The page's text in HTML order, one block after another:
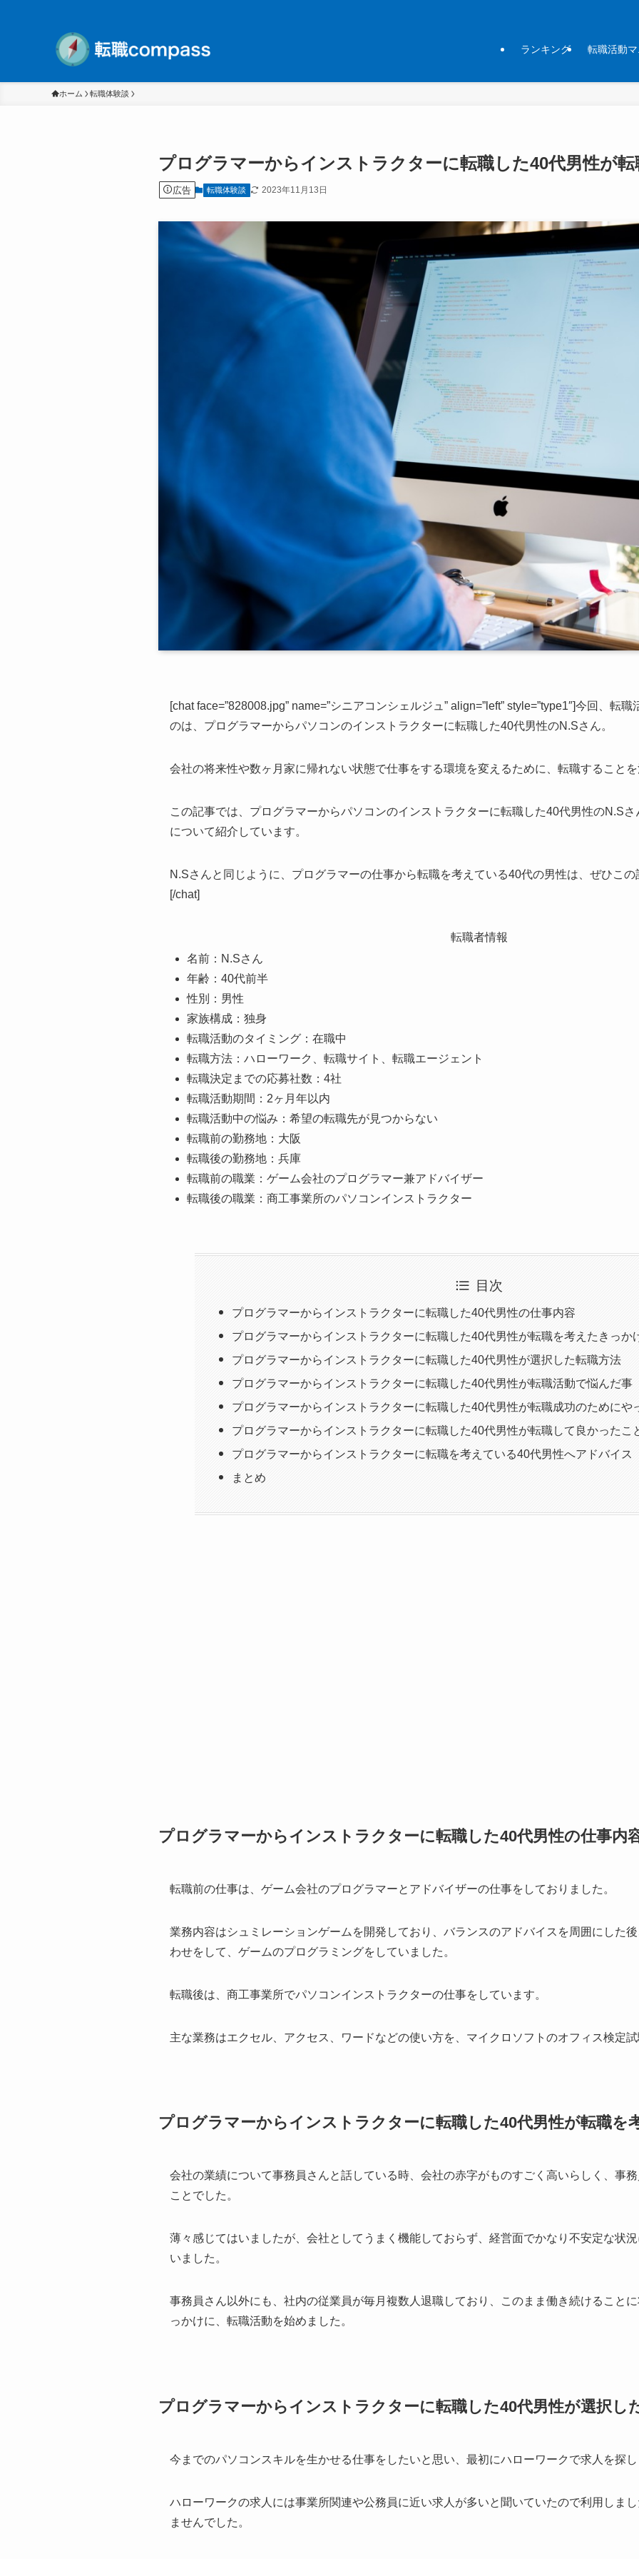
ランキング 転職活動
ホーム 転職体験談
プログラマーからインストラクターに転職した40代男性が
広告 転職体験談 2023年11月13日
[chat face=”828008.jpg” name=”シニアコンシェルジュ” align=”left” style=”type1″]今回、転
のは、プログラマーからパソコンのインストラクターに転職した40代男性のN.Sさん。
会社の将来性や数ヶ月家に帰れない状態で仕事をする環境を変えるために、転職すること
この記事では、プログラマーからパソコンのインストラクターに転職した40代男性のN.S
について紹介しています。
N.Sさんと同じように、プログラマーの仕事から転職を考えている40代の男性は、ぜひこ
[/chat]
転職者情報
名前：N.Sさん
年齢：40代前半
性別：男性
家族構成：独身
転職活動のタイミング：在職中
転職方法：ハローワーク、転職サイト、転職エージェント
転職決定までの応募社数：4社
転職活動期間：2ヶ月年以内
転職活動中の悩み：希望の転職先が見つからない
転職前の勤務地：大阪
転職後の勤務地：兵庫
転職前の職業：ゲーム会社のプログラマー兼アドバイザー
転職後の職業：商工事業所のパソコンインストラクター
目次
プログラマーからインストラクターに転職した40代男性の仕事内容
プログラマーからインストラクターに転職した40代男性が転職を考えたきっか
プログラマーからインストラクターに転職した40代男性が選択した転職方法
プログラマーからインストラクターに転職した40代男性が転職活動で悩んだ事
プログラマーからインストラクターに転職した40代男性が転職成功のためにや
プログラマーからインストラクターに転職した40代男性が転職して良かったこ
プログラマーからインストラクターに転職を考えている40代男性へアドバイス
まとめ
プログラマーからインストラクターに転職した40代男性の仕事内
転職前の仕事は、ゲーム会社のプログラマーとアドバイザーの仕事をしておりました。
業務内容はシュミレーションゲームを開発しており、バランスのアドバイスを周囲にした
わせをして、ゲームのプログラミングをしていました。
転職後は、商工事業所でパソコンインストラクターの仕事をしています。
主な業務はエクセル、アクセス、ワードなどの使い方を、マイクロソフトのオフィス検定
プログラマーからインストラクターに転職した40代男性が転職を
会社の業績について事務員さんと話している時、会社の赤字がものすごく高いらしく、事
ことでした。
薄々感じてはいましたが、会社としてうまく機能しておらず、経営面でかなり不安定な状
いました。
事務員さん以外にも、社内の従業員が毎月複数人退職しており、このまま働き続けること
っかけに、転職活動を始めました。
プログラマーからインストラクターに転職した40代男性が選択し
今までのパソコンスキルを生かせる仕事をしたいと思い、最初にハローワークで求人を探
ハローワークの求人には事業所関連や公務員に近い求人が多いと聞いていたので利用しま
ませんでした。